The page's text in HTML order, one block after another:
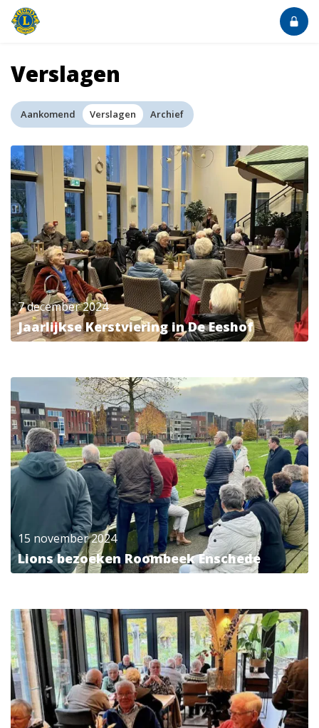
Verslagen
Aankomend Verslagen Archief
7 december 2024
Jaarlijkse Kerstviering in De Eeshof
15 november 2024
Lions bezoeken Roombeek Enschede